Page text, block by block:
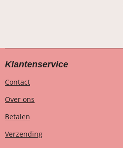
Klantenservice
Contact
Over ons
Betalen
Verzending